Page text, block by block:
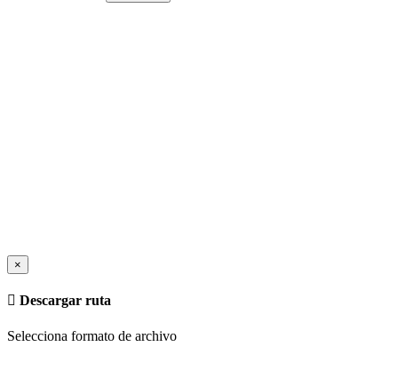
×
Descargar ruta
Selecciona formato de archivo